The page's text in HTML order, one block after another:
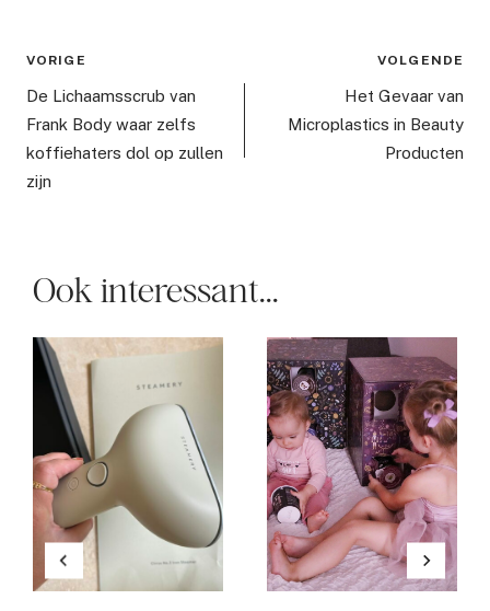
Bericht
navigatie
VORIGE
De Lichaamsscrub van
Frank Body waar zelfs
koffiehaters dol op zullen
zijn
VOLGENDE
Het Gevaar van
Microplastics in Beauty
Producten
Ook interessant...